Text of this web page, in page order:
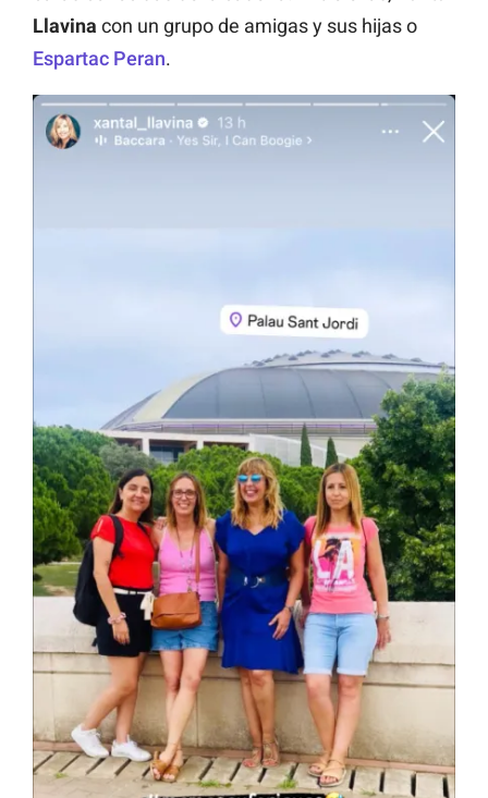
Llavina con un grupo de amigas y sus hijas o
Espartac Peran.